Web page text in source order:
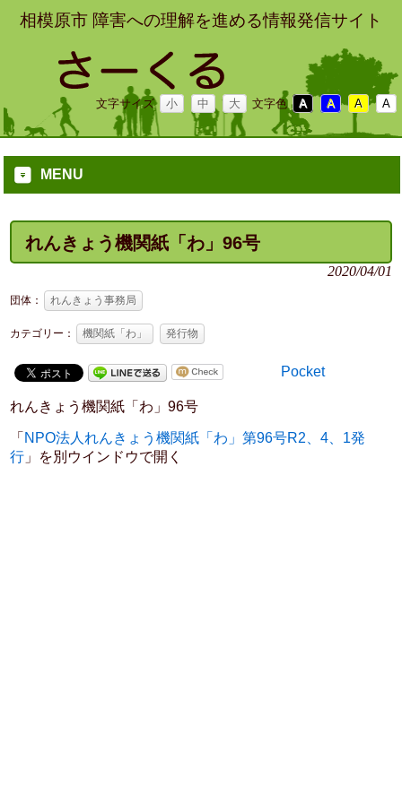
相模原市 障害への理解を進める情報発信サイト
文字サイズ 小 中 大 文字色 A A A A
MENU
れんきょう機関紙「わ」96号
2020/04/01
団体： れんきょう事務局
カテゴリー： 機関紙「わ」 発行物
Pocket
れんきょう機関紙「わ」96号
「 NPO法人れんきょう機関紙「わ」第96号R2、4、1発
行 」を別ウインドウで開く